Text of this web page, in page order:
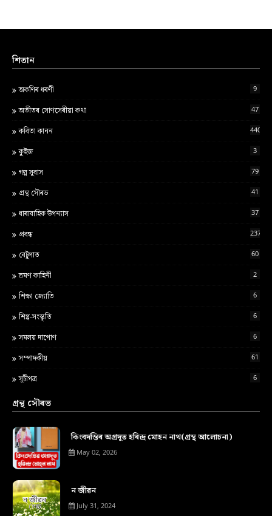
শিতান
অকণিৰ ধৰণী 9
অতীতৰ সোণসেৰীয়া কথা 47
কবিতা কানন 440
কুইজ 3
গল্প সুবাস 79
গ্ৰন্থ স‍ৌৰভ 41
ধাৰাবাহিক উপন্যাস 37
প্ৰবন্ধ 237
বেটুপাত 60
ভ্ৰমণ কাহিনী 2
শ‍িক্ষা জ্য‍োত‍ি 6
শিপ্প-সংস্কৃতি 6
সমলয় দাপোণ 6
সম্পাদকীয় 61
সূচীপত্ৰ 6
গ্ৰন্থ সৌৰভ
কিংবদন্তিৰ অগ্ৰদূত হৰিন্দ্ৰ মোহন নাথ(গ্ৰন্থ আলোচনা)
May 02, 2026
ন জীৱন
July 31, 2024